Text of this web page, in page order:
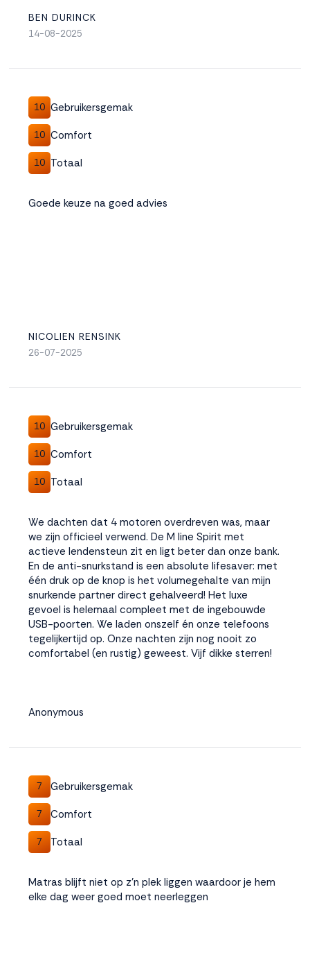
BEN DURINCK
14-08-2025
10 Gebruikersgemak
10 Comfort
10 Totaal
Goede keuze na goed advies
NICOLIEN RENSINK
26-07-2025
10 Gebruikersgemak
10 Comfort
10 Totaal
We dachten dat 4 motoren overdreven was, maar
we zijn officieel verwend. De M line Spirit met
actieve lendensteun zit en ligt beter dan onze bank.
En de anti-snurkstand is een absolute lifesaver: met
één druk op de knop is het volumegehalte van mijn
snurkende partner direct gehalveerd! Het luxe
gevoel is helemaal compleet met de ingebouwde
USB-poorten. We laden onszelf én onze telefoons
tegelijkertijd op. Onze nachten zijn nog nooit zo
comfortabel (en rustig) geweest. Vijf dikke sterren!
Anonymous
7 Gebruikersgemak
7 Comfort
7 Totaal
Matras blijft niet op z'n plek liggen waardoor je hem
elke dag weer goed moet neerleggen